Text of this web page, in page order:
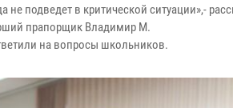
подведет в критической ситуации»,-
прапорщик Владимир М.
на вопросы школьников.